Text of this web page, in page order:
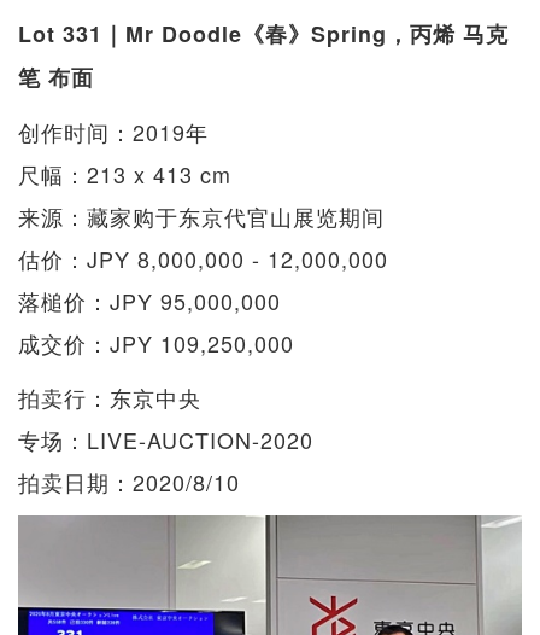
Lot 331｜Mr Doodle《春》Spring，丙烯 马克
笔 布面
创作时间：2019年
尺幅：213 x 413 cm
来源：藏家购于东京代官山展览期间
估价：JPY 8,000,000 - 12,000,000
落槌价：JPY 95,000,000
成交价：JPY 109,250,000
拍卖行：东京中央
专场：LIVE-AUCTION-2020
拍卖日期：2020/8/10